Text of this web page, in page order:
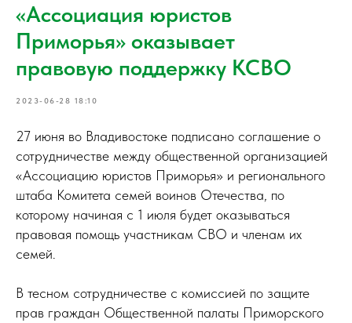
«Ассоциация юристов
Приморья» оказывает
правовую поддержку КСВО
2023-06-28 18:10
27 июня во Владивостоке подписано соглашение о
сотрудничестве между общественной организацией
«Ассоциацию юристов Приморья» и регионального
штаба Комитета семей воинов Отечества, по
которому начиная с 1 июля будет оказываться
правовая помощь участникам СВО и членам их
семей.
В тесном сотрудничестве с комиссией по защите
прав граждан Общественной палаты Приморского